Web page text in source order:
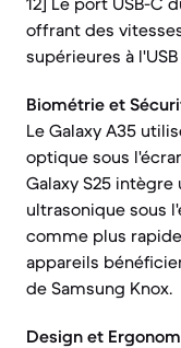
offrant des
supérieures à l'USB
Biométrie et
Le Galaxy A35
optique sous
Galaxy S25
ultrasonique sous
comme plus
appareils
de Samsung Knox.
Design et